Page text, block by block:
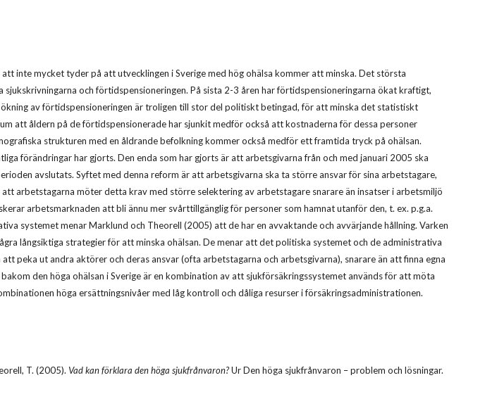
inte mycket tyder på att utvecklingen i Sverige med hög ohälsa kommer att minska. Det största
och förtidspensioneringen. På sista 2-3 åren har förtidspensioneringarna ökat kraftigt,
av förtidspensioneringen är troligen till stor del politiskt betingad, för att minska det statistiskt
att åldern på de förtidspensionerade har sjunkit medför också att kostnaderna för dessa personer
strukturen med en åldrande befolkning kommer också medför ett framtida tryck på ohälsan.
förändringar har gjorts. Den enda som har gjorts är att arbetsgivarna från och med januari 2005 ska
avslutats. Syftet med denna reform är att arbetsgivarna ska ta större ansvar för sina arbetstagare,
arbetstagarna möter detta krav med större selektering av arbetstagare snarare än insatser i arbetsmiljö
arbetsmarknaden att bli ännu mer svårttillgänglig för personer som hamnat utanför den, t. ex. p.g.a.
systemet menar Marklund och Theorell (2005) att de har en avvaktande och avvärjande hållning. Varken
långsiktiga strategier för att minska ohälsan. De menar att det politiska systemet och de administrativa
peka ut andra aktörer och deras ansvar (ofta arbetstagarna och arbetsgivarna), snarare än att finna egna
den höga ohälsan i Sverige är en kombination av att sjukförsäkringssystemet används för att möta
höga ersättningsnivåer med låg kontroll och dåliga resurser i försäkringsadministrationen.
T. (2005). Vad kan förklara den höga sjukfrånvaron?Ur Den höga sjukfrånvaron – problem och lösningar.